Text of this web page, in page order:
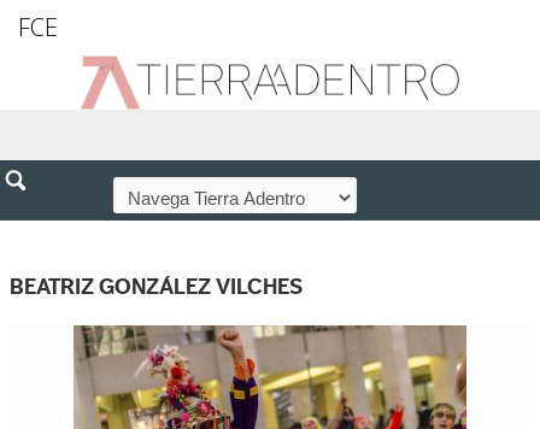
FCE
BEATRIZ GONZÁLEZ VILCHES